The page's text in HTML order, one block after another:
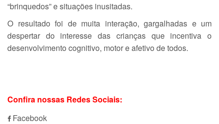
“brinquedos” e situações inusitadas.
O resultado foi de muita interação, gargalhadas e um
despertar do interesse das crianças que incentiva o
desenvolvimento cognitivo, motor e afetivo de todos.
Confira nossas Redes Sociais:
Facebook